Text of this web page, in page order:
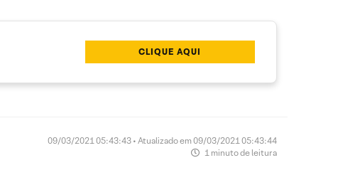
CLIQUE AQUI
09/03/2021 05:43:43 • Atualizado em 09/03/2021 05:43:44
1 minuto de leitura